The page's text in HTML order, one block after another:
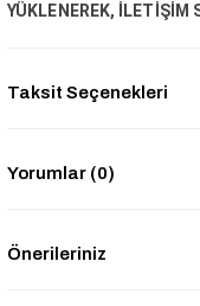
YÜKLENEREK, İLETİŞİM
Taksit Seçenekleri
Yorumlar (0)
Önerileriniz